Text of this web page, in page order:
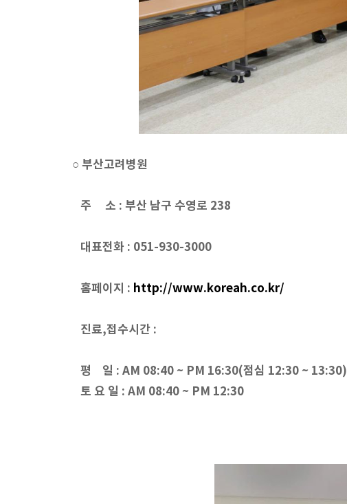
○ 부산고려병원
주 소 : 부산 남구 수영로 238
대표전화 : 051-930-3000
홈페이지 : http://www.koreah.co.kr/
진료,접수시간 :
평 일 : AM 08:40 ~ PM 16:30(점심 12:30 ~ 13:30)
토 요 일 : AM 08:40 ~ PM 12:30